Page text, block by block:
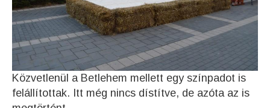
Közvetlenül a Betlehem mellett egy színpadot is
felállítottak. Itt még nincs dístítve, de azóta az is